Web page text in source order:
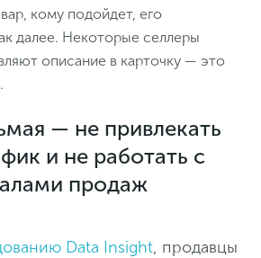
кому подойдет, его
далее. Некоторые селлеры
описание в карточку — это
— не привлекать
и не работать с
продаж
Data Insight, продавцы